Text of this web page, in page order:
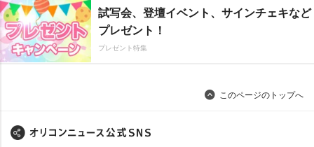
試写会、登壇イベント、サインチェキなど
プレゼント！
プレゼント特集
このページのトップへ